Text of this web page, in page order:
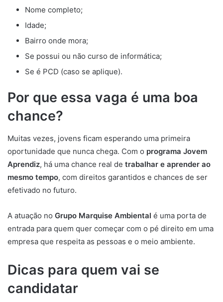
Nome completo;
Idade;
Bairro onde mora;
Se possui ou não curso de informática;
Se é PCD (caso se aplique).
Por que essa vaga é uma boa
chance?
Muitas vezes, jovens ficam esperando uma primeira
oportunidade que nunca chega. Com o programa Jovem
Aprendiz, há uma chance real de trabalhar e aprender ao
mesmo tempo, com direitos garantidos e chances de ser
efetivado no futuro.
A atuação no Grupo Marquise Ambiental é uma porta de
entrada para quem quer começar com o pé direito em uma
empresa que respeita as pessoas e o meio ambiente.
Dicas para quem vai se
candidatar